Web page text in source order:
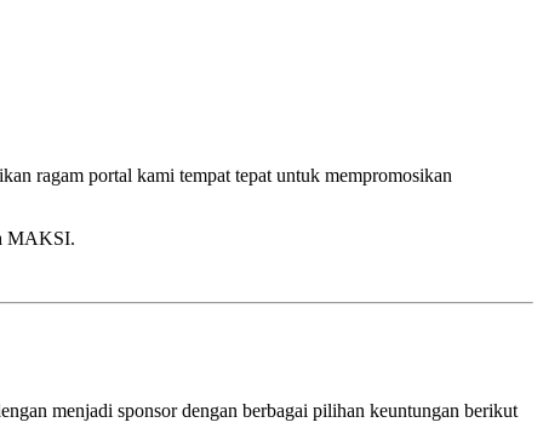
ragam portal kami tempat tepat untuk mempromosikan
MAKSI.
menjadi sponsor dengan berbagai pilihan keuntungan berikut